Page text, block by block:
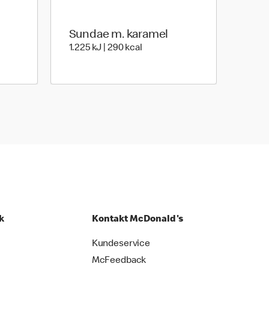
| 157 kilo calories
Sundae m. karamel
1.225 kJ | 290 kcal
Kontakt McDonald's
Kundeservice
McFeedback